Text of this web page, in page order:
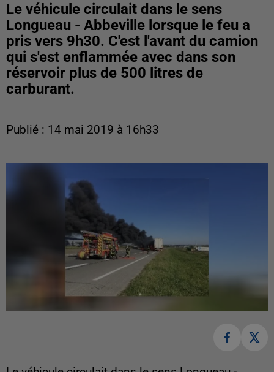
Le véhicule circulait dans le sens
Longueau - Abbeville lorsque le feu a
pris vers 9h30. C'est l'avant du camion
qui s'est enflammée avec dans son
réservoir plus de 500 litres de
carburant.
Publié : 14 mai 2019 à 16h33